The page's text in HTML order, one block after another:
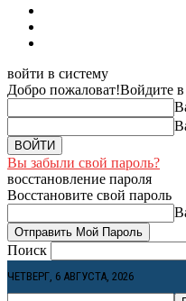
войти в систему
Добро пожаловат!Войдите в
Вы забыли свой пароль?
восстановление пароля
Восстановите свой пароль
Поиск
ЧЕТВЕРГ, 6 АВГУСТА, 2026